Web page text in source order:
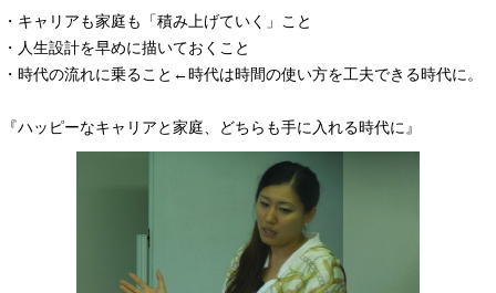
・キャリアも家庭も「積み上げていく」こと
・人生設計を早めに描いておくこと
・時代の流れに乗ること←時代は時間の使い方を工夫できる時代に。
『ハッピーなキャリアと家庭、どちらも手に入れる時代に』